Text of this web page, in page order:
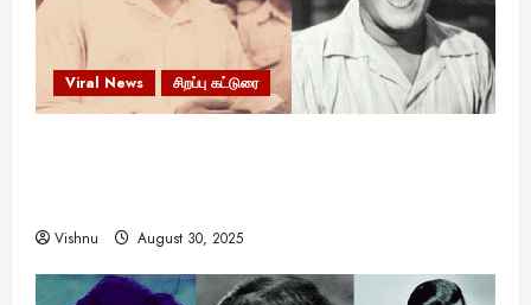
Viral News சிறப்பு கட்டுரை
Vishnu August 30, 2025